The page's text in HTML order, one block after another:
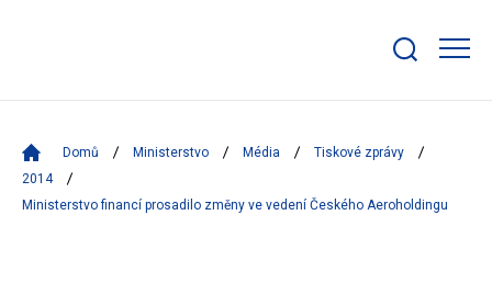
bar
Domů Ministerstvo Média
Tiskové zprávy
2014
Ministerstvo financí prosadilo změny ve vedení Českého Aeroholdingu